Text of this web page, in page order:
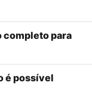
completo para
é possível